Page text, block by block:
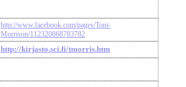
http://www.facebook.com/pages/Toni-
Morrison/112320868783782
http://kirjasto.sci.fi/tmorris.htm